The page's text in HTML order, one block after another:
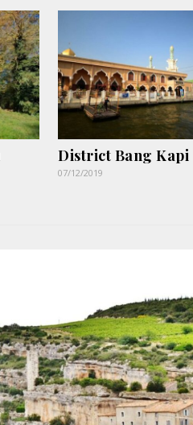
District Bang Kapi
07/12/2019